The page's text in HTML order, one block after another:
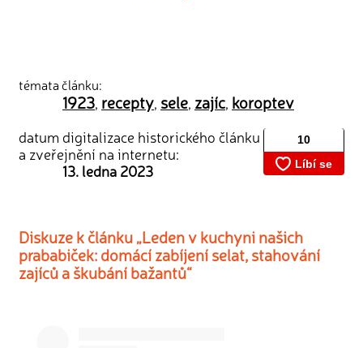
témata článku:
1923, recepty, sele, zajíc, koroptev
datum digitalizace historického článku
a zveřejnění na internetu:
13. ledna 2023
Diskuze k článku „Leden v kuchyni našich
prababiček: domácí zabíjení selat, stahování
zajíců a škubání bažantů“